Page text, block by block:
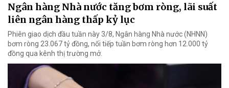
Ngân hàng Nhà nước tăng bơm ròng, lãi suất
liên ngân hàng thấp kỷ lục
Phiên giao dịch đầu tuần này 3/8, Ngân hàng Nhà nước (NHNN)
bơm ròng 23.067 tỷ đồng, nối tiếp tuần bơm ròng hơn 12.000 tỷ
đồng qua kênh thị trường mở.